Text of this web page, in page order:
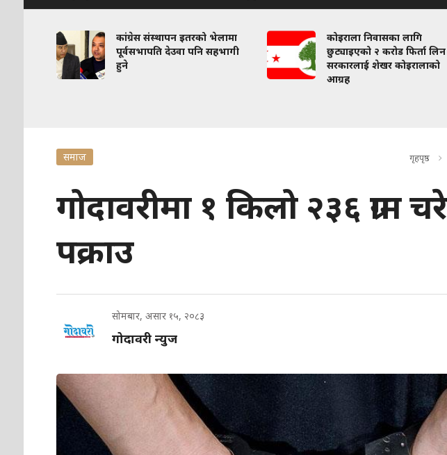
कांग्रेस संस्थापन इतरको भेलामा
पूर्वसभापति देउवा पनि सहभागी
हुने
कोइराला निवासका लागि
छुट्याइएको २ करोड फिर्ता लिन
सरकारलाई शेखर कोइरालाको
आग्रह
समाज गृहपृष्ठ
गोदावरीमा १ किलो २३६
पक्राउ
सोमबार, असार १५, २०८३
गोदावरी न्युज